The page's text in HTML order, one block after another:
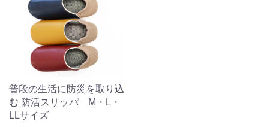
普段の生活に防災を取り込
む 防活スリッパ M・L・
LLサイズ